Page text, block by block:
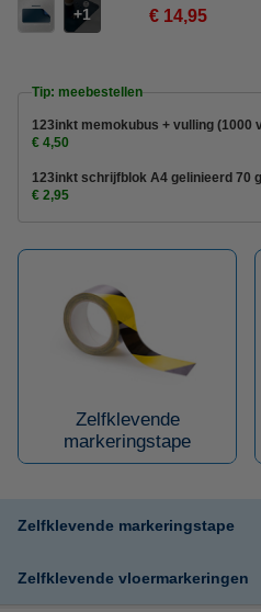
1 € 14,95
Tip: meebestellen
123inkt memokubus + vulling (1000
€ 4,50
123inkt schrijfblok A4 gelinieerd 70
€ 2,95
Zelfklevende
markeringstape
Zelfklevende markeringstape
Zelfklevende vloermarkeringen